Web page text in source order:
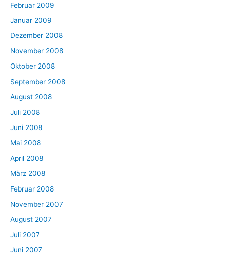
Februar 2009
Januar 2009
Dezember 2008
November 2008
Oktober 2008
September 2008
August 2008
Juli 2008
Juni 2008
Mai 2008
April 2008
März 2008
Februar 2008
November 2007
August 2007
Juli 2007
Juni 2007